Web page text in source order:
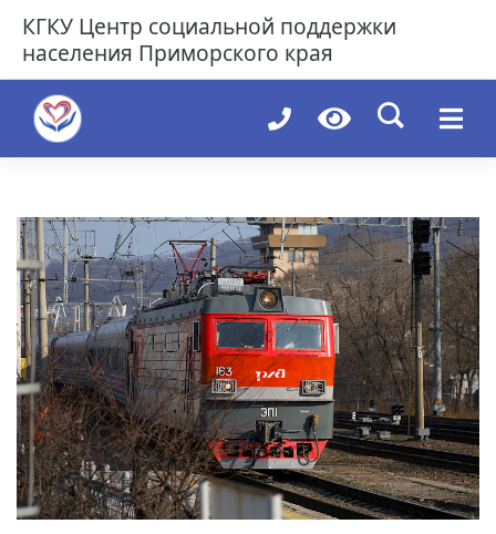
content
КГКУ Центр социальной поддержки
населения Приморского края